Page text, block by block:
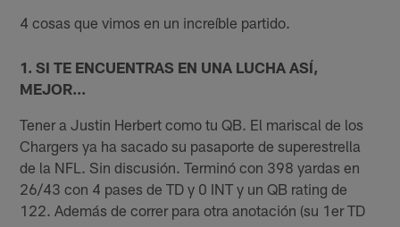
4 cosas que vimos en un increíble partido.
1. SI TE ENCUENTRAS EN UNA LUCHA ASÍ,
MEJOR...
Tener a Justin Herbert como tu QB. El mariscal de los
Chargers ya ha sacado su pasaporte de superestrella
de la NFL. Sin discusión. Terminó con 398 yardas en
26/43 con 4 pases de TD y 0 INT y un QB rating de
122. Además de correr para otra anotación (su 1er TD